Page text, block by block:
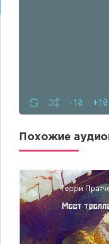
-10 +10
Похожие